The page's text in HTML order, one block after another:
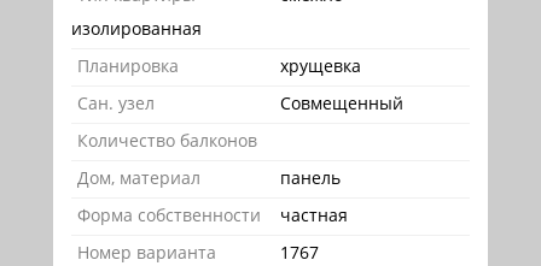
изолированная
Планировка
хрущевка
Сан. узел
Совмещенный
Количество балконов
Дом, материал
панель
Форма собственности
частная
Номер варианта
1767